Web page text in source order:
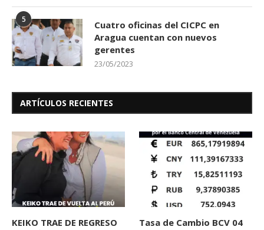
5
Cuatro oficinas del CICPC en
Aragua cuentan con nuevos
gerentes
23/05/2023
ARTÍCULOS RECIENTES
KEIKO TRAE DE REGRESO
Tasa de Cambio BCV 04